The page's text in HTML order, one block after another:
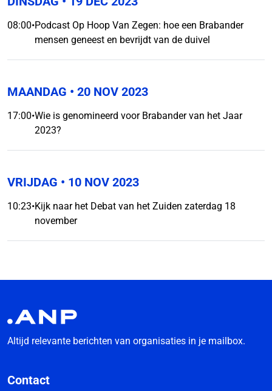
08:00•Podcast Op Hoop Van Zegen: hoe een Brabander
mensen geneest en bevrijdt van de duivel
MAANDAG • 20 NOV 2023
17:00•Wie is genomineerd voor Brabander van het Jaar
2023?
VRIJDAG • 10 NOV 2023
10:23•Kijk naar het Debat van het Zuiden zaterdag 18
november
Altijd relevante berichten van organisaties in je mailbox.
Contact